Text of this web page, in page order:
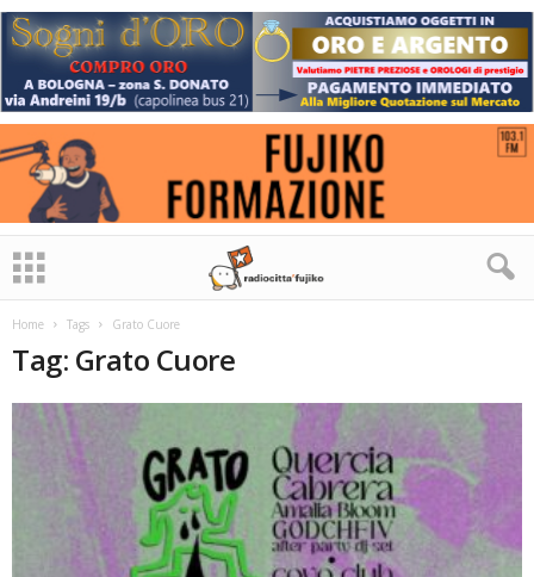
Home Tags Grato Cuore
Tag: Grato Cuore